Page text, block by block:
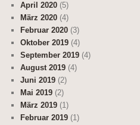
April 2020 (5)
März 2020 (4)
Februar 2020 (3)
Oktober 2019 (4)
September 2019 (4)
August 2019 (4)
Juni 2019 (2)
Mai 2019 (2)
März 2019 (1)
Februar 2019 (1)